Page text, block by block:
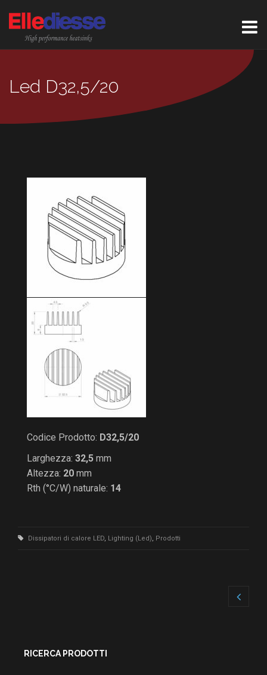
Led D32,5/20
Codice Prodotto: D32,5/20
Larghezza: 32,5 mm
Altezza: 20 mm
Rth (°C/W) naturale: 14
Dissipatori di calore LED, Lighting (Led), Prodotti
RICERCA PRODOTTI